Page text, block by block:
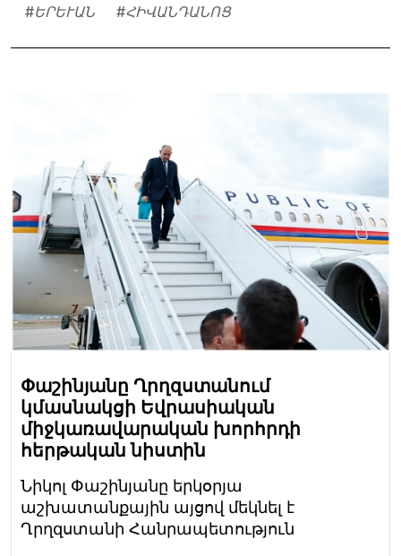
#ԵՐԵՒԱՆ #ՀԻՎԱՆԴԱՆՈՑ
Փաշինյանը Ղրղզստանում
կմասնակցի Եվրասիական
միջկառավարական խորհրդի
հերթական նիստին
Նիկոլ Փաշինյանը երկօրյա
աշխատանքային այցով մեկնել է
Ղրղզստանի Հանրապետություն